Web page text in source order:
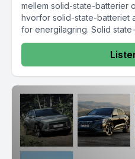
mellem solid-state-batterier
hvorfor solid-state-batteriet
for energilagring. Solid